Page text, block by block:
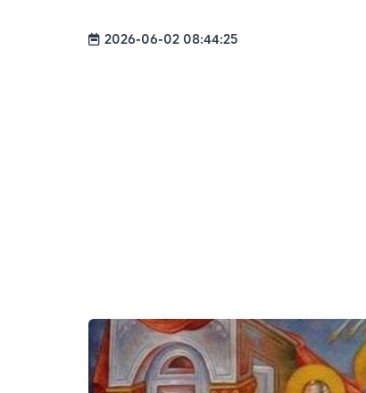
2026-06-02 08:44:25